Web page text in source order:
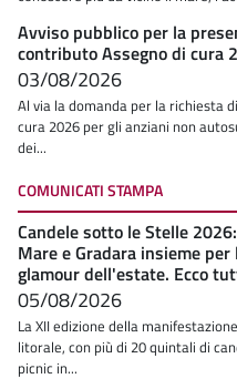
Avviso pubblico per la
contributo Assegno di cura
03/08/2026
Al via la domanda per la richiesta
cura 2026 per gli anziani non
dei...
COMUNICATI STAMPA
Candele sotto le Stelle
Mare e Gradara insieme
glamour dell'estate. Ecco
05/08/2026
La XII edizione della
litorale, con più di 20 quintali di
picnic in...